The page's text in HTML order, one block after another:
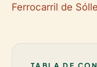
Ferrocarril de